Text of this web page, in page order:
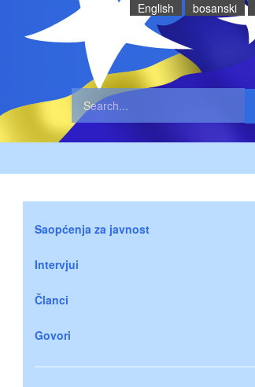
English bosanski
Saopćenja za javnost
Intervjui
Članci
Govori